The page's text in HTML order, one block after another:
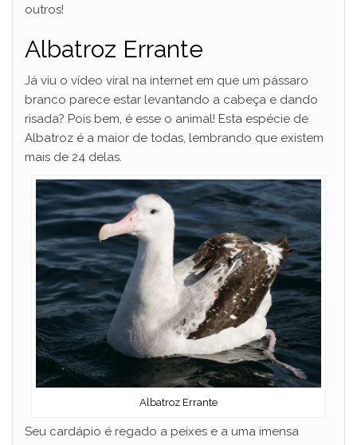
outros!
Albatroz Errante
Já viu o vídeo viral na internet em que um pássaro
branco parece estar levantando a cabeça e dando
risada? Pois bem, é esse o animal! Esta espécie de
Albatroz é a maior de todas, lembrando que existem
mais de 24 delas.
Albatroz Errante
Seu cardápio é regado a peixes e a uma imensa